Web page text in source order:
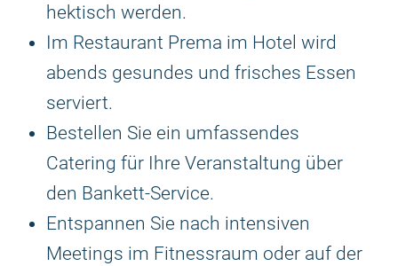
hektisch werden.
Im Restaurant Prema im Hotel wird
abends gesundes und frisches Essen
serviert.
Bestellen Sie ein umfassendes
Catering für Ihre Veranstaltung über
den Bankett-Service.
Entspannen Sie nach intensiven
Meetings im Fitnessraum oder auf der